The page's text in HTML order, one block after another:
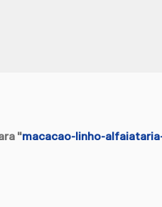
"macacao-linho-